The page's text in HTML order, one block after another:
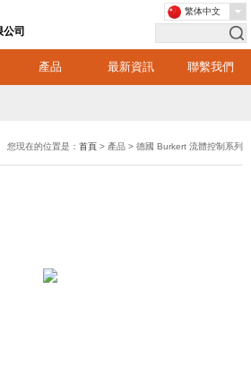
司
產品 最新資訊 聯繫我們
繁体中文
您現在的位置是：首頁 > 產品 > 德國 Burkert 流體控制系列